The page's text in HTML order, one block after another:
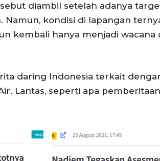
diambil setelah adanya
kondisi di lapangan
kembali hanya menjadi wacana
daring Indonesia terkait dengan
Lantas, seperti apa